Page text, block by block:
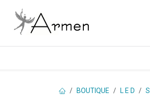
BOUTIQUE L E D